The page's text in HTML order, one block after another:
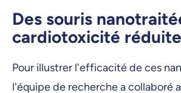
Des souris
cardiotoxicité réduite
Pour illustrer l'efficacité de ces
l'équipe de recherche a collaboré